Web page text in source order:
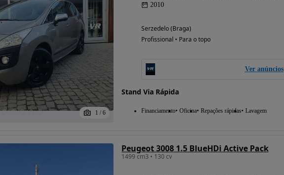
1 / 6
2010
Serzedelo (Braga)
Profissional • Para o topo
Ver anúncios
Stand Via Rápida
Financiamento Oficina Repações rápidas Lavagem
Peugeot 3008 1.5 BlueHDi Active Pack
1499 cm3 • 130 cv